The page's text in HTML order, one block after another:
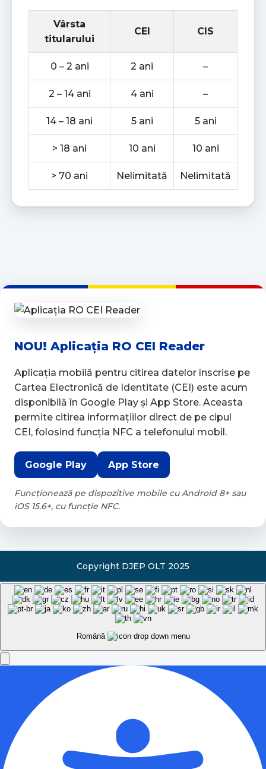
Vârsta
titularului
CEI CIS
0 – 2 ani 2 ani –
2 – 14 ani 4 ani –
14 – 18 ani 5 ani 5 ani
> 18 ani 10 ani 10 ani
> 70 ani Nelimitată Nelimitată
NOU! Aplicația RO CEI Reader
Aplicația mobilă pentru citirea datelor înscrise pe
Cartea Electronică de Identitate (CEI) este acum
disponibilă în Google Play și App Store. Aceasta
permite citirea informațiilor direct de pe cipul
CEI, folosind funcția NFC a telefonului mobil.
Google Play App Store
Funcționează pe dispozitive mobile cu Android 8+ sau
iOS 15.6+, cu funcție NFC.
Română